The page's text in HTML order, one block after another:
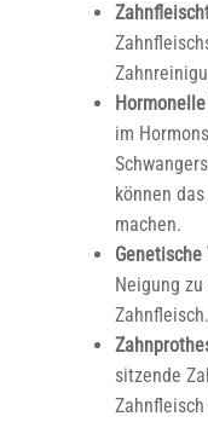
im
können
machen.
Neigung
Zahnfleisch.
sitzende